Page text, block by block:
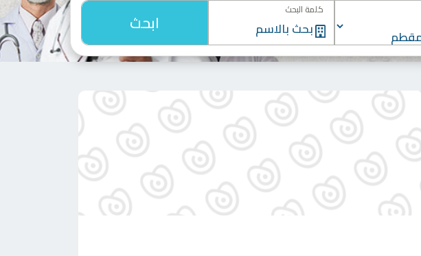
كلمة البحث ابحث